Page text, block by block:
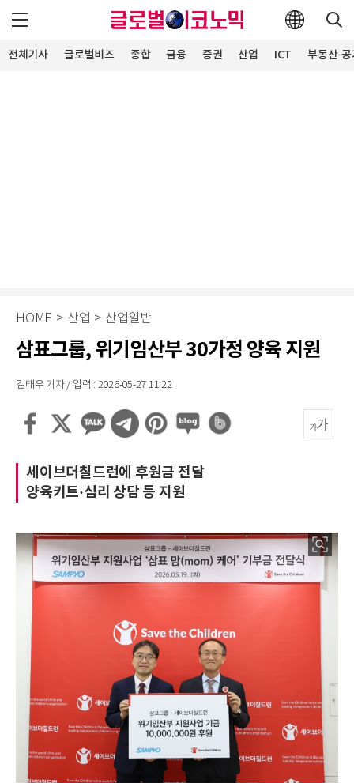
전체기사 글로벌비즈 종합 금융 증권 산업 ICT 부동산·
HOME > 산업 > 산업일반
삼표그룹, 위기임산부 30가정 양육 지원
김태우 기자 / 입력 : 2026-05-27 11:22
세이브더칠드런에 후원금 전달
양육키트·심리 상담 등 지원